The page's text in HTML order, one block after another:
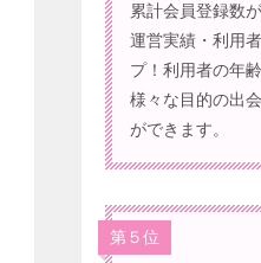
累計会員登録数
運営実績・利用
プ！利用者の年
様々な目的の出
ができます。
第５位